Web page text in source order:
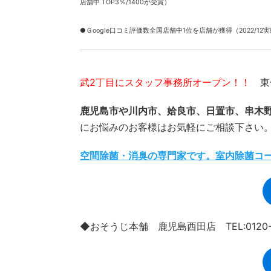
店舗中 TOP3％/1400が受賞）
●Ｇoogle口コミ評価数全国店舗中1位を店舗が獲得（2022/12実
武2丁目にスタッフ事務所オープン！！ 東
鹿児島市や川内市、姶良市、日置市、串木
にお悩みのお客様はお気軽にご相談下さい
空間除菌・消臭の専門家です。室内除菌コ
◆おそうじ本舗 鹿児島西田店